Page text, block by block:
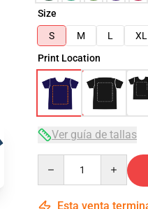
Size
S
M L XL
Print Location
Ver guía de tallas
Esta venta